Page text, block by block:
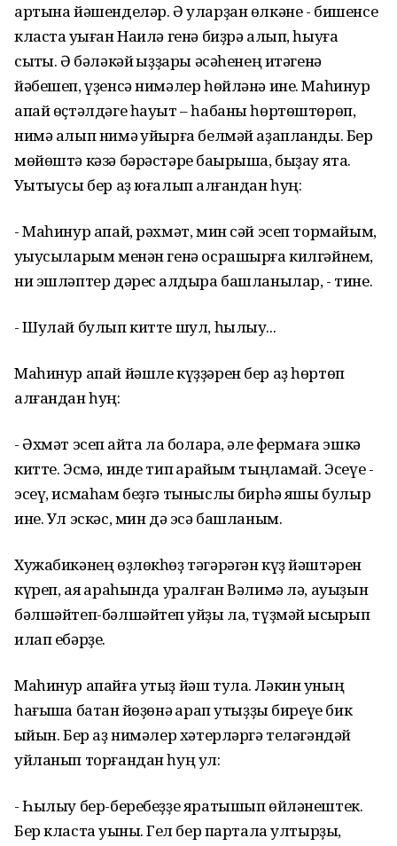
артына йәшенделәр. Ә уларҙан өлкәне - бишенсе
класта уҡыған Наилә генә биҙрә алып, һыуға
сыҡты. Ә бәләкәй ҡыҙҙары әсәһенең итәгенә
йәбешеп, үҙенсә нимәлер һөйләнә ине. Маһинур
апай өҫтәлдәге һауыт – һабаны һөртөштөрөп,
нимә алып нимә ҡуйырға белмәй аҙапланды. Бер
мөйөштә кәзә бәрәстәре баҡырыша, быҙау ята.
Уҡытыусы бер аҙ юғалып ҡалғандан һуң:
- Маһинур апай, рәхмәт, мин сәй эсеп тормайым,
уҡыусыларым менән генә осрашырға килгәйнем,
ни эшләптер дәрес ҡалдыра башланылар, - тине.
- Шулай булып китте шул, һылыу...
Маһинур апай йәшле күҙҙәрен бер аҙ һөртөп
алғандан һуң:
- Әхмәт эсеп ҡайта ла болара, әле фермаға эшкә
китте. Эсмә, инде тип ҡарайым тыңламай. Эсеүе -
эсеү, исмаһам беҙгә тыныслыҡ бирһә яҡшы булыр
ине. Ул эскәс, мин дә эсә башланым.
Хужабикәнең өҙлөкһөҙ тәгәрәгән күҙ йәштәрен
күреп, аяҡ араһында уралған Вәлимә лә, ауыҙын
бәлшәйтеп-бәлшәйтеп ҡуйҙы ла, түҙмәй ҡысҡырып
илап ебәрҙе.
Маһинур апайға утыҙ йәш тула. Ләкин уның
һағышҡа батҡан йөҙөнә ҡарап утыҙҙы биреүе бик
ҡыйын. Бер аҙ нимәлер хәтерләргә теләгәндәй
уйланып торғандан һуң ул:
- Һылыу бер-беребеҙҙе яратышып өйләнештек.
Бер класта уҡыныҡ. Гел бер партала ултырҙыҡ,